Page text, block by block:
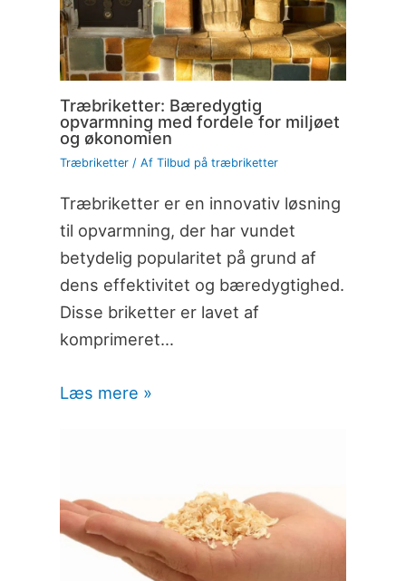
Træbriketter: Bæredygtig
opvarmning med fordele for miljøet
og økonomien
Træbriketter/ Af Tilbud på træbriketter
Træbriketter er en innovativ løsning
til opvarmning, der har vundet
betydelig popularitet på grund af
dens effektivitet og bæredygtighed.
Disse briketter er lavet af
komprimeret…
Læs mere »